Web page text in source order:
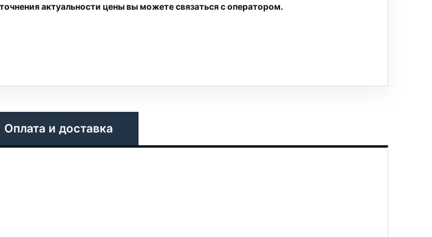
актуальности цены вы можете связаться с оператором.
Оплата и доставка